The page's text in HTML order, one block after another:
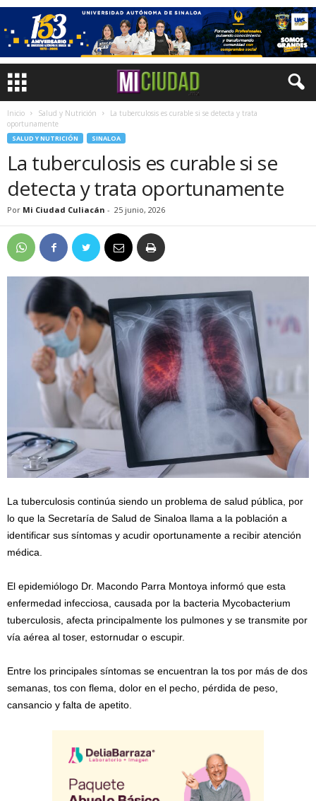
Inicio Salud y Nutrición
La tuberculosis es curable si se detecta y trata
oportunamente
SALUD Y NUTRICIÓN SINALOA
La tuberculosis es curable si se
detecta y trata oportunamente
Por Mi Ciudad Culiacán - 25 junio, 2026
La tuberculosis continúa siendo un problema de salud pública, por
lo que la Secretaría de Salud de Sinaloa llama a la población a
identificar sus síntomas y acudir oportunamente a recibir atención
médica.
El epidemiólogo Dr. Macondo Parra Montoya informó que esta
enfermedad infecciosa, causada por la bacteria Mycobacterium
tuberculosis, afecta principalmente los pulmones y se transmite por
vía aérea al toser, estornudar o escupir.
Entre los principales síntomas se encuentran la tos por más de dos
semanas, tos con flema, dolor en el pecho, pérdida de peso,
cansancio y falta de apetito.